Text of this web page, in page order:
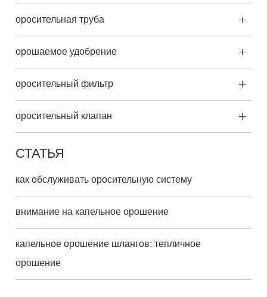
оросительная труба
орошаемое удобрение
оросительный фильтр
оросительный клапан
СТАТЬЯ
как обслуживать оросительную систему
внимание на капельное орошение
капельное орошение шлангов: тепличное
орошение